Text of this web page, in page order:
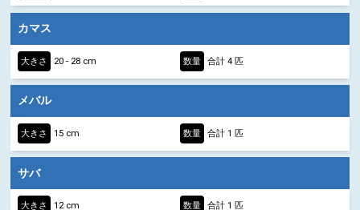
カマス
大きさ 20 - 28 cm 数量 合計 4 匹
メバル
大きさ 15 cm 数量 合計 1 匹
サバ
大きさ 12 cm 数量 合計 1 匹